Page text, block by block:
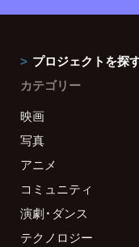
プロジェクトを探
カテゴリー
映画
写真
アニメ
コミュニティ
演劇・ダンス
テクノロジー